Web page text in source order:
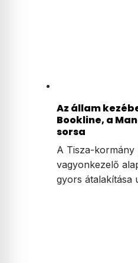
Az állam
Bookline, a
sorsa
A Tisza-kormány
vagyonkezelő
gyors átalakítása